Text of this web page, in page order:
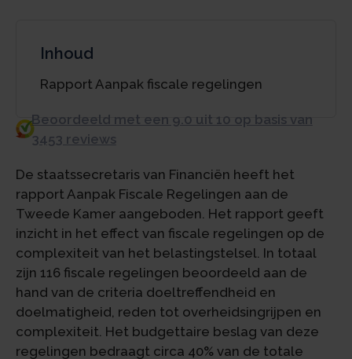
Inhoud
Rapport Aanpak fiscale regelingen
Beoordeeld met een 9.0 uit 10 op basis van
3453 reviews
De staatssecretaris van Financiën heeft het
rapport Aanpak Fiscale Regelingen aan de
Tweede Kamer aangeboden. Het rapport geeft
inzicht in het effect van fiscale regelingen op de
complexiteit van het belastingstelsel. In totaal
zijn 116 fiscale regelingen beoordeeld aan de
hand van de criteria doeltreffendheid en
doelmatigheid, reden tot overheidsingrijpen en
complexiteit. Het budgettaire beslag van deze
regelingen bedraagt circa 40% van de totale